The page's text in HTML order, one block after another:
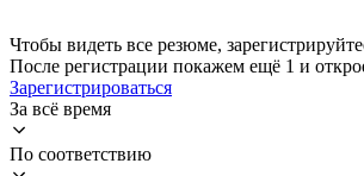
Чтобы видеть все резюме,
После регистрации покажем ещё 1 и
Зарегистрироваться
За всё время
По соответствию